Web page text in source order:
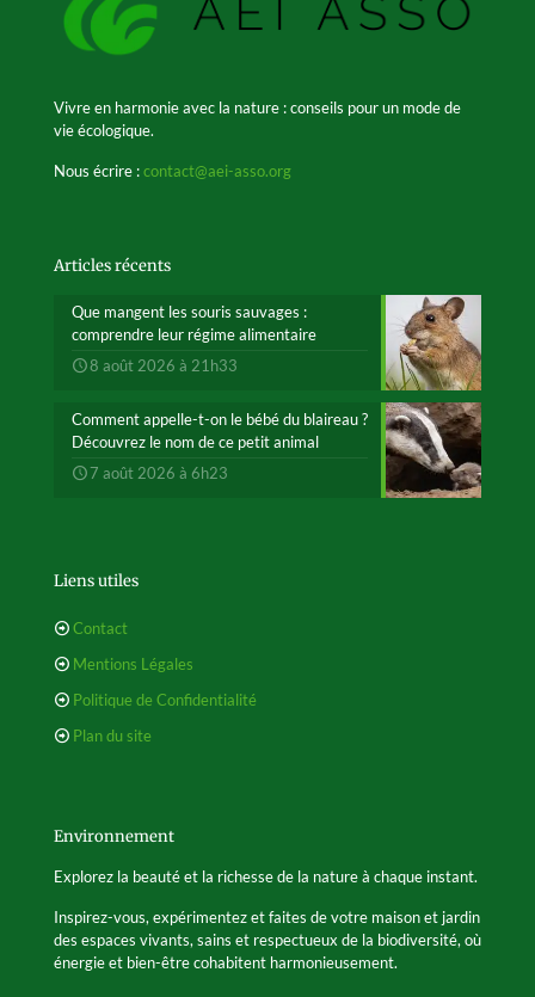
Vivre en harmonie avec la nature : conseils pour un mode de
vie écologique.
Nous écrire :contact@aei-asso.org
Articles récents
Que mangent les souris sauvages :
comprendre leur régime alimentaire
8 août 2026 à 21h33
Comment appelle-t-on le bébé du blaireau ?
Découvrez le nom de ce petit animal
7 août 2026 à 6h23
Liens utiles
Contact
Mentions Légales
Politique de Confidentialité
Plan du site
Environnement
Explorez la beauté et la richesse de la nature à chaque instant.
Inspirez-vous, expérimentez et faites de votre maison et jardin
des espaces vivants, sains et respectueux de la biodiversité, où
énergie et bien-être cohabitent harmonieusement.